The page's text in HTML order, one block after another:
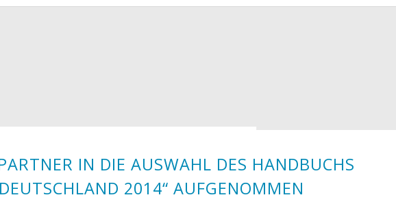
IN DIE AUSWAHL DES HANDBUCHS
2014“ AUFGENOMMEN